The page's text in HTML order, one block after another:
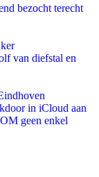
bezocht terecht
van diefstal en
in iCloud aan
geen enkel